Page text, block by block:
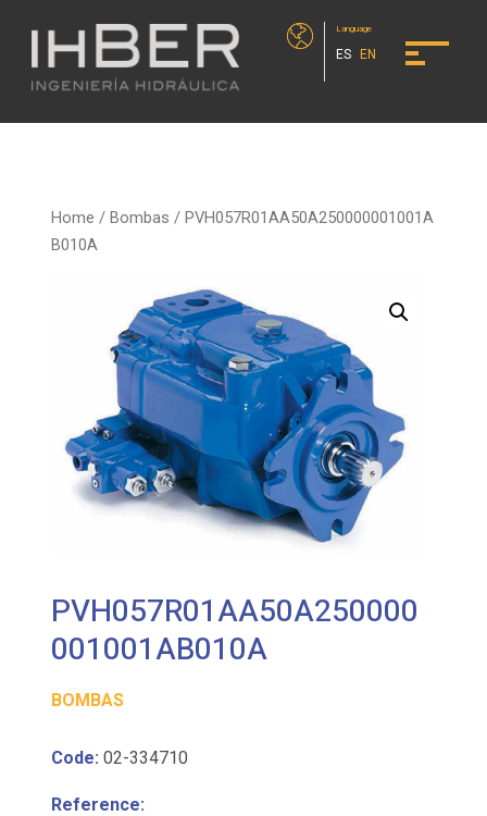
Language
ES EN
Home /Bombas / PVH057R01AA50A250000001001A
B010A
PVH057R01AA50A250000
001001AB010A
BOMBAS
Code: 02-334710
Reference: